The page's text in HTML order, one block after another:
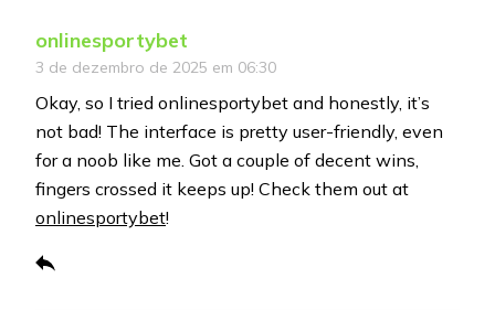
onlinesportybet
3 de dezembro de 2025 em 06:30
Okay, so I tried onlinesportybet and honestly, it’s
not bad! The interface is pretty user-friendly, even
for a noob like me. Got a couple of decent wins,
fingers crossed it keeps up! Check them out at
onlinesportybet!